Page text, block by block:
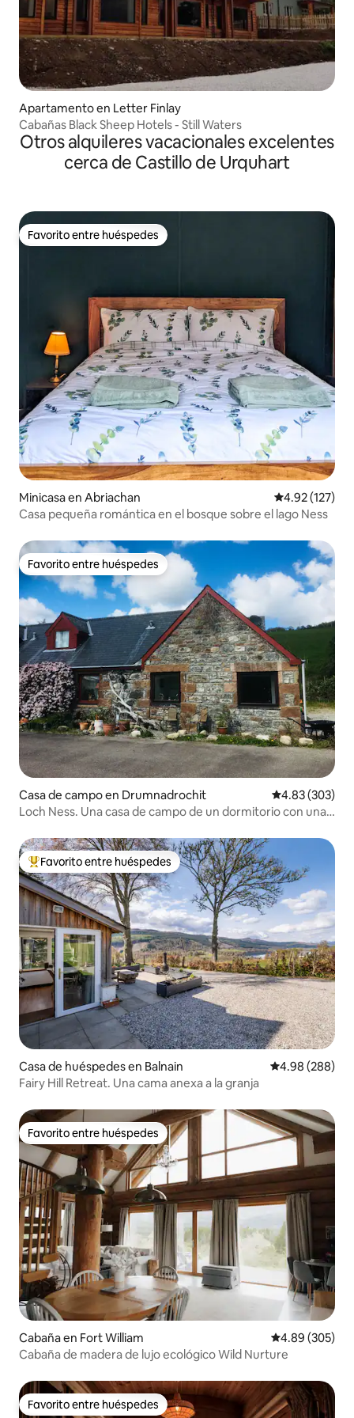
Apartamento en Letter Finlay
Cabañas Black Sheep Hotels - Still Waters
Otros alquileres vacacionales excelentes
cerca de Castillo de Urquhart
Favorito entre huéspedes
Favorito entre huéspedes
Minicasa en Abriachan Calificación
4.92 (127)
Casa pequeña romántica en el bosque sobre el lago Ness
Favorito entre huéspedes
Favorito entre huéspedes
Casa de campo en Drumnadrochit Calificación
4.83 (303)
Loch Ness. Una casa de campo de un dormitorio con unas
Favorito entre huéspedes preferido
Favorito entre huéspedes
Casa de huéspedes en Balnain Calificación
4.98 (288)
Fairy Hill Retreat. Una cama anexa a la granja
Favorito entre huéspedes
Favorito entre huéspedes
Cabaña en Fort William Calificación
4.89 (305)
Cabaña de madera de lujo ecológico Wild Nurture
Favorito entre huéspedes
Favorito entre huéspedes